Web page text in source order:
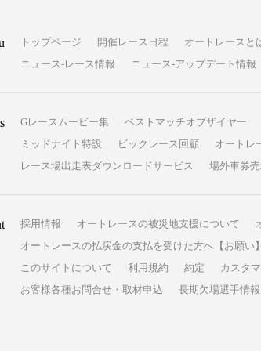
トップページ 開催レース日程 オートレースと
ニュース-レース情報
ニュース-アップデート情報
Gレースムービー集 ベストマッチオブザイヤー
ミッドナイト特設
ビックレース回顧 オートレ
レース場出走表ダウンロードサービス
場外車券
採用情報 オートレースの被災地支援について
オートレースの払戻金の支払を受けた方へ【お願い】
このサイトについて
利用規約 約定 カスタ
お客様各種お問合せ・取材申込
長期欠場選手情報